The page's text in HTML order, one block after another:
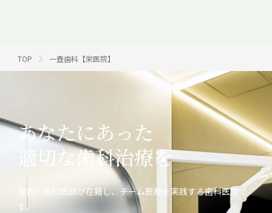
TOP 一壺歯科【栄医院】
あなたにあった
適切な歯科治療を
複数の歯科医師が在籍し、チーム医療を実践する歯科医院で
す。